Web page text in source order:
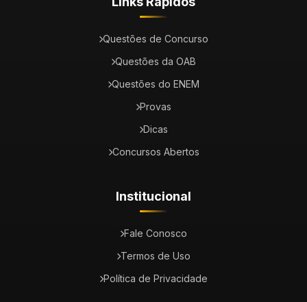
Questões de Concurso
Questões da OAB
Questões do ENEM
Provas
Dicas
Concursos Abertos
Institucional
Fale Conosco
Termos de Uso
Política de Privacidade